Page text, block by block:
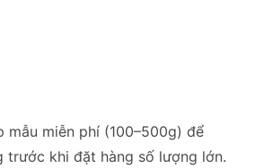
mẫu miễn phí (100–500g) để
trước khi đặt hàng số lượng lớn.